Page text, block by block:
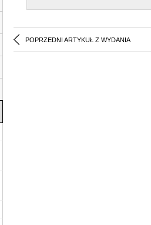
POPRZEDNI ARTYKUŁ Z WYDANIA